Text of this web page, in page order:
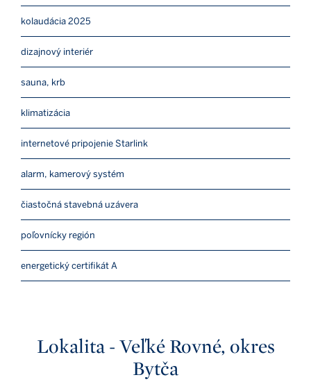
kolaudácia 2025
dizajnový interiér
sauna, krb
klimatizácia
internetové pripojenie Starlink
alarm, kamerový systém
čiastočná stavebná uzávera
poľovnícky región
energetický certifikát A
Lokalita - Veľké Rovné, okres
Bytča